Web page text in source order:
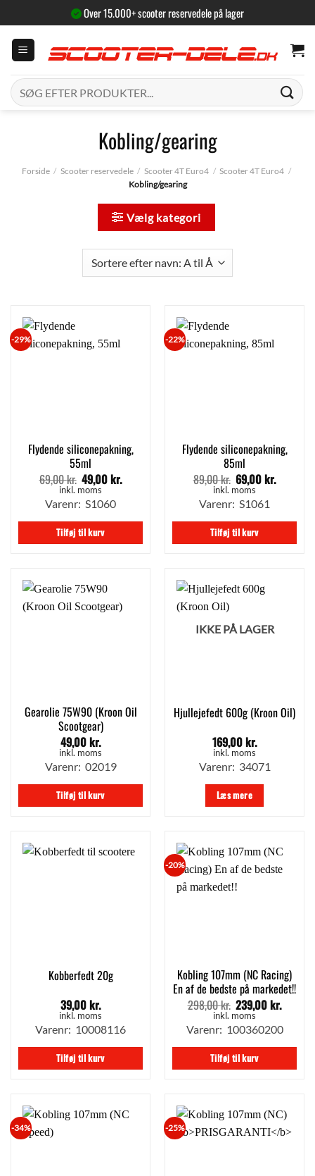
til
indhold
Over 15.000+ scooter reservedele på lager
Søg
efter:
Kobling/gearing
Forside / Scooter reservedele / Scooter 4T Euro4 / Scooter 4T Euro4 /
Kobling/gearing
Vælg kategori
-29%
Flydende siliconepakning,
55ml
69,00kr. Den
oprindelige
pris
var:
69,00 kr..
49,00kr.
49,00 kr..
inkl. moms
Varenr: S1060
Tilføj til kurv
-22%
Flydende siliconepakning,
85ml
89,00kr. Den
oprindelige
pris
var:
89,00 kr..
69,00kr.
69,00
inkl. moms
Varenr: S1061
Tilføj til kurv
Gearolie 75W90 (Kroon Oil
Scootgear)
49,00kr.
inkl. moms
Varenr: 02019
Tilføj til kurv
IKKE PÅ LAGER
Hjullejefedt 600g (Kroon Oil)
169,00kr.
inkl. moms
Varenr: 34071
Læs mere
Kobberfedt 20g
39,00kr.
inkl. moms
Varenr: 10008116
Tilføj til kurv
-20%
Kobling 107mm (NC Racing)
En af de bedste på markedet!!
298,00kr. Den
oprindelige
pris
var:
298,00 kr..
239,00kr.
pris
er:
inkl. moms
Varenr: 100360200
Tilføj til kurv
-34% -25%